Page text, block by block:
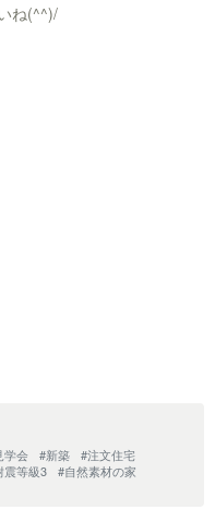
ね(^^)/
学会 #新築
#注文住宅
震等級3
#自然素材の家